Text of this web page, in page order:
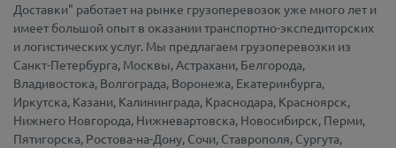
Доставки" работает на рынке грузоперевозок уже много лет и
имеет большой опыт в оказании транспортно-экспедиторских
и логистических услуг. Мы предлагаем грузоперевозки из
Санкт-Петербурга, Москвы, Астрахани, Белгорода,
Владивостока, Волгограда, Воронежа, Екатеринбурга,
Иркутска, Казани, Калининграда, Краснодара, Красноярск,
Нижнего Новгорода, Нижневартовска, Новосибирск, Перми,
Пятигорска, Ростова-на-Дону, Сочи, Ставрополя, Сургута,